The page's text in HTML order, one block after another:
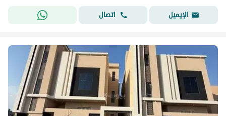
الإيميل
اتصال